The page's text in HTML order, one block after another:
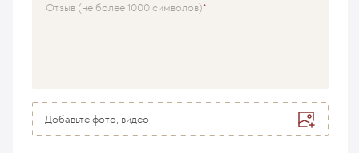
Отзыв (не более 1000 символов)
Добавьте фото, видео